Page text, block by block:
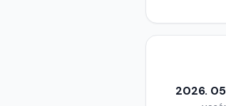
2026.